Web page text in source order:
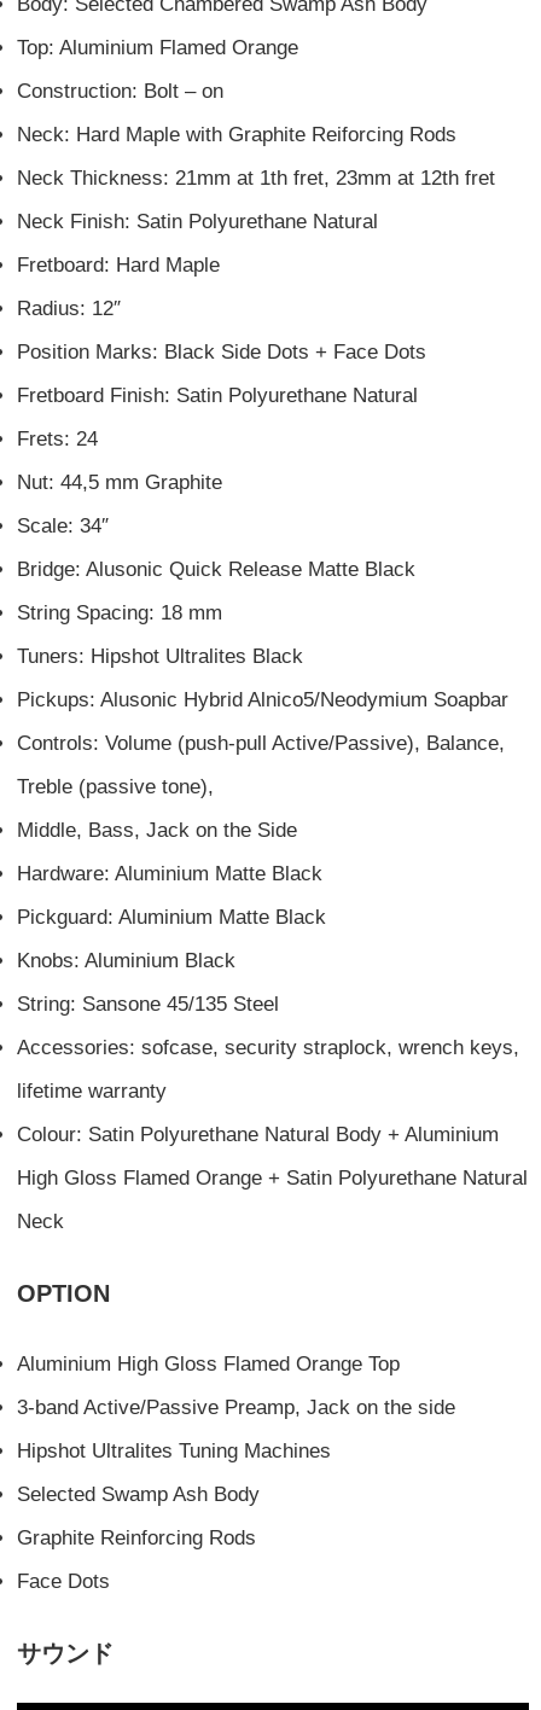
Top: Aluminium Flamed Orange
Construction: Bolt – on
Neck: Hard Maple with Graphite Reiforcing Rods
Neck Thickness: 21mm at 1th fret, 23mm at 12th fret
Neck Finish: Satin Polyurethane Natural
Fretboard: Hard Maple
Radius: 12″
Position Marks: Black Side Dots + Face Dots
Fretboard Finish: Satin Polyurethane Natural
Frets: 24
Nut: 44,5 mm Graphite
Scale: 34″
Bridge: Alusonic Quick Release Matte Black
String Spacing: 18 mm
Tuners: Hipshot Ultralites Black
Pickups: Alusonic Hybrid Alnico5/Neodymium Soapbar
Controls: Volume (push-pull Active/Passive), Balance,
Treble (passive tone),
Middle, Bass, Jack on the Side
Hardware: Aluminium Matte Black
Pickguard: Aluminium Matte Black
Knobs: Aluminium Black
String: Sansone 45/135 Steel
Accessories: sofcase, security straplock, wrench keys,
lifetime warranty
Colour: Satin Polyurethane Natural Body + Aluminium
High Gloss Flamed Orange + Satin Polyurethane Natural
Neck
OPTION
Aluminium High Gloss Flamed Orange Top
3-band Active/Passive Preamp, Jack on the side
Hipshot Ultralites Tuning Machines
Selected Swamp Ash Body
Graphite Reinforcing Rods
Face Dots
サウンド